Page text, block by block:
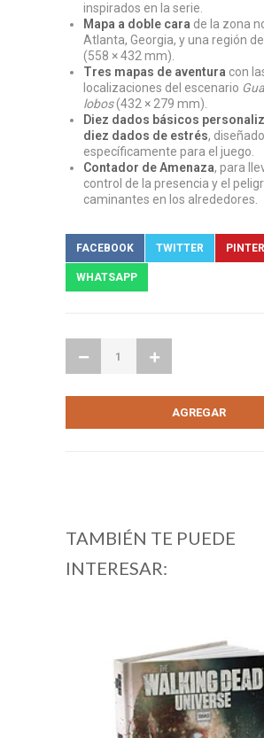
inspirados en la serie.
Mapa a doble cara de la zona
Atlanta, Georgia, y una región
(558 × 432 mm).
Tres mapas de aventura con
localizaciones del escenario
lobos(432 × 279 mm).
Diez dados básicos
diez dados de estrés,
específicamente para el juego.
Contador de Amenaza, para
control de la presencia y el
caminantes en los alrededores.
FACEBOOK TWITTER
WHATSAPP
TAMBIÉN TE PUEDE
INTERESAR: